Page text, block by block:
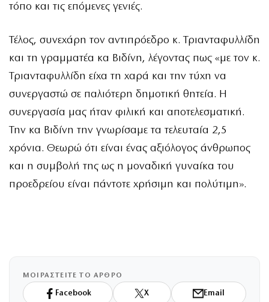
τόπο και τις επόμενες γενιές.
Τέλος, συνεχάρη τον αντιπρόεδρο κ. Τριανταφυλλίδη
και τη γραμματέα κα Βιδίνη, λέγοντας πως «με τον κ.
Τριανταφυλλίδη είχα τη χαρά και την τύχη να
συνεργαστώ σε παλιότερη δημοτική θητεία. Η
συνεργασία μας ήταν φιλική και αποτελεσματική.
Την κα Βιδίνη την γνωρίσαμε τα τελευταία 2,5
χρόνια. Θεωρώ ότι είναι ένας αξιόλογος άνθρωπος
και η συμβολή της ως η μοναδική γυναίκα του
προεδρείου είναι πάντοτε χρήσιμη και πολύτιμη».
ΜΟΙΡΑΣΤΕΙΤΕ ΤΟ ΑΡΘΡΟ
Facebook X Email